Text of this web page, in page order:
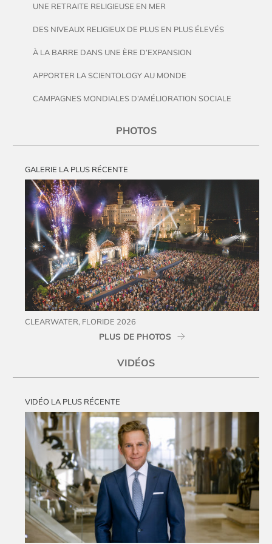
UNE RETRAITE RELIGIEUSE EN MER
DES NIVEAUX RELIGIEUX DE PLUS EN PLUS ÉLEVÉS
À LA BARRE DANS UNE ÈRE D’EXPANSION
APPORTER LA SCIENTOLOGY AU MONDE
CAMPAGNES MONDIALES D’AMÉLIORATION SOCIALE
PHOTOS
GALERIE LA PLUS RÉCENTE
CLEARWATER, FLORIDE 2026
PLUS DE PHOTOS
VIDÉOS
VIDÉO LA PLUS RÉCENTE